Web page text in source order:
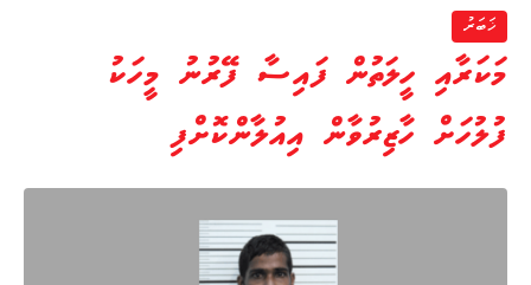
ޚަބަރު
މަކަރާއި ހީލަތުން ފައިސާ ފޭރުނު މީހަކު
ފުލުހަށް ހާޒިރުވާން އިއުލާންކޮށްފި